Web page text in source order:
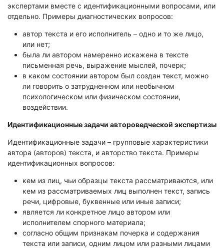
экспертами вместе с идентификационными вопросами, или
отдельно. Примеры диагностических вопросов:
автор текста и его исполнитель – одно и то же лицо,
или нет;
была ли автором намеренно искажена в тексте
письменная речь, выражение мыслей, почерк;
в каком состоянии автором был создан текст, можно
ли говорить о затрудненном или необычном
психологическом или физическом состоянии,
воздействии.
Идентификационные задачи автороведческой экспертизы
Идентификационные задачи – групповые характеристики
автора (авторов) текста, и авторство текста. Примеры
идентификационных вопросов:
кем из лиц, чьи образцы текста рассматриваются, или
кем из рассматриваемых лиц выполнен текст, запись
речи, цифровые, буквенные или иные записи;
является ли конкретное лицо автором или
исполнителем спорного материала;
согласно общим признакам почерка и содержания
текста или записи, одним лицом или разными лицами